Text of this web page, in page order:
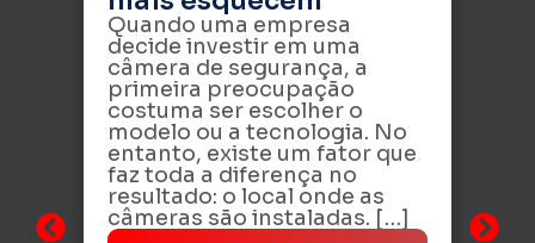
Quando uma empresa
decide investir em uma
câmera de segurança, a
primeira preocupação
costuma ser escolher o
modelo ou a tecnologia. No
entanto, existe um fator que
faz toda a diferença no
resultado: o local onde as
câmeras são instaladas. […]